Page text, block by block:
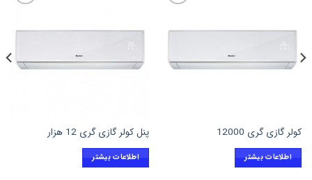
مندی
کولر گازی گری 12000
اطلاعات بیشتر
مندی
پنل کولر گازی گری 12 هزار
اطلاعات بیشتر